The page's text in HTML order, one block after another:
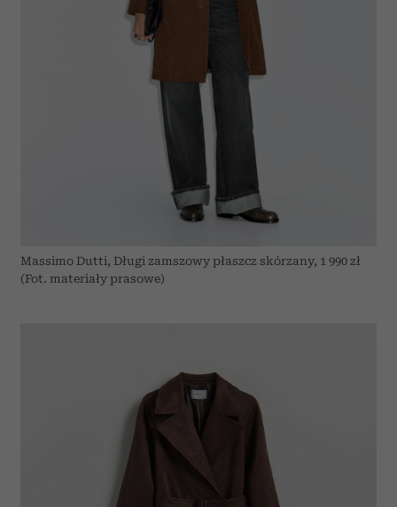
Massimo Dutti, Długi zamszowy płaszcz skórzany, 1 990 zł
(Fot. materiały prasowe)